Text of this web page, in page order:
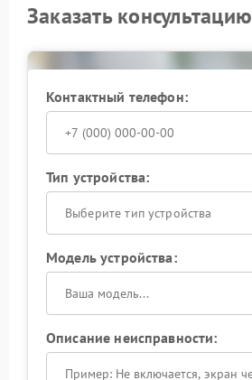
Заказать консультацию
Контактный телефон:
Тип устройства:
Выберите тип устройства
Модель устройства:
Описание неисправности: